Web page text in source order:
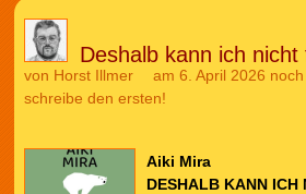
Deshalb kann ich nicht
von Horst Illmer am 6. April 2026
schreibe den ersten!
Aiki Mira
DESHALB KANN ICH